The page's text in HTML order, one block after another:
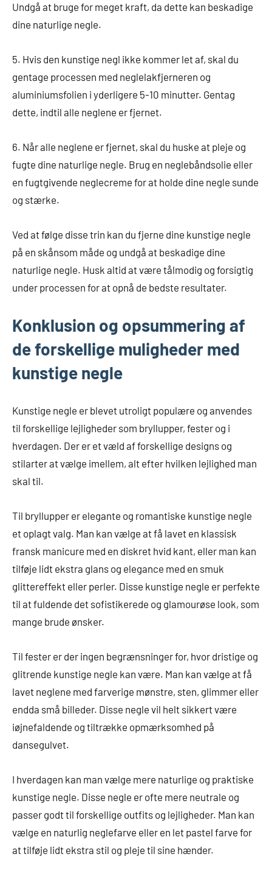
Undgå at bruge for meget kraft, da dette kan beskadige
dine naturlige negle.
5. Hvis den kunstige negl ikke kommer let af, skal du
gentage processen med neglelakfjerneren og
aluminiumsfolien i yderligere 5-10 minutter. Gentag
dette, indtil alle neglene er fjernet.
6. Når alle neglene er fjernet, skal du huske at pleje og
fugte dine naturlige negle. Brug en neglebåndsolie eller
en fugtgivende neglecreme for at holde dine negle sunde
og stærke.
Ved at følge disse trin kan du fjerne dine kunstige negle
på en skånsom måde og undgå at beskadige dine
naturlige negle. Husk altid at være tålmodig og forsigtig
under processen for at opnå de bedste resultater.
Konklusion og opsummering af
de forskellige muligheder med
kunstige negle
Kunstige negle er blevet utroligt populære og anvendes
til forskellige lejligheder som bryllupper, fester og i
hverdagen. Der er et væld af forskellige designs og
stilarter at vælge imellem, alt efter hvilken lejlighed man
skal til.
Til bryllupper er elegante og romantiske kunstige negle
et oplagt valg. Man kan vælge at få lavet en klassisk
fransk manicure med en diskret hvid kant, eller man kan
tilføje lidt ekstra glans og elegance med en smuk
glittereffekt eller perler. Disse kunstige negle er perfekte
til at fuldende det sofistikerede og glamourøse look, som
mange brude ønsker.
Til fester er der ingen begrænsninger for, hvor dristige og
glitrende kunstige negle kan være. Man kan vælge at få
lavet neglene med farverige mønstre, sten, glimmer eller
endda små billeder. Disse negle vil helt sikkert være
iøjnefaldende og tiltrække opmærksomhed på
dansegulvet.
I hverdagen kan man vælge mere naturlige og praktiske
kunstige negle. Disse negle er ofte mere neutrale og
passer godt til forskellige outfits og lejligheder. Man kan
vælge en naturlig neglefarve eller en let pastel farve for
at tilføje lidt ekstra stil og pleje til sine hænder.